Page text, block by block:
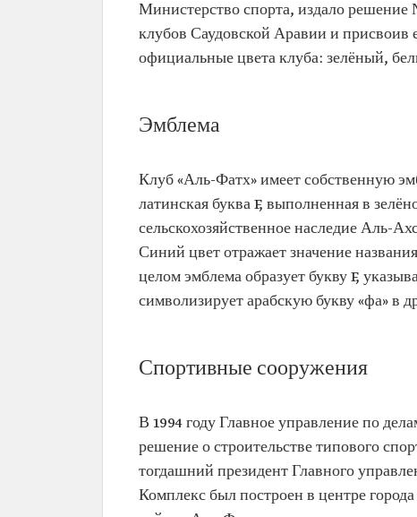
Министерство спорта, издало
клубов Саудовской Аравии и
официальные цвета клуба: зелёный,
Эмблема
Клуб «Аль-Фатх» имеет собственную
латинская буква F, выполненная в
сельскохозяйственное наследие Аль-
Синий цвет отражает значение
целом эмблема образует букву F,
символизирует арабскую букву «фа» в
Спортивные сооружения
В 1994 году Главное управление по
решение о строительстве типового
тогдашний президент Главного
Комплекс был построен в центре